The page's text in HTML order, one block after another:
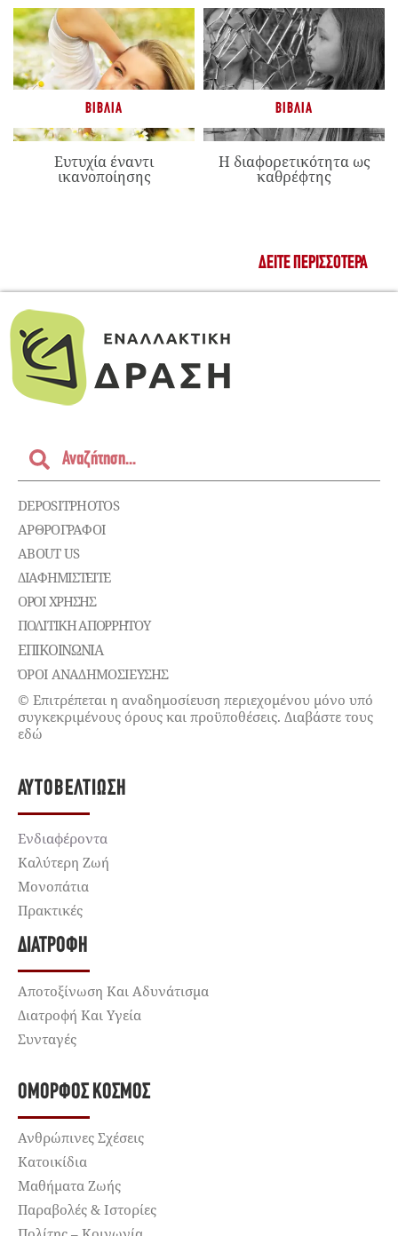
ΒΙΒΛΊΑ
Ευτυχία έναντι
ικανοποίησης
ΒΙΒΛΊΑ
Η διαφορετικότητα ως
καθρέφτης
ΔΕΊΤΕ ΠΕΡΙΣΣΌΤΕΡΑ
DEPOSITPHOTOS
ΑΡΘΡΟΓΡΑΦΟΙ
ABOUT US
ΔΙΑΦΗΜΙΣΤΕΊΤΕ
ΌΡΟΙ ΧΡΉΣΗΣ
ΠΟΛΙΤΙΚΉ ΑΠΟΡΡΉΤΟΥ
ΕΠΙΚΟΙΝΩΝΊΑ
ΌΡΟΙ ΑΝΑΔΗΜΟΣΙΕΥΣΗΣ
© Επιτρέπεται η αναδημοσίευση περιεχομένου μόνο υπό
συγκεκριμένους όρους και προϋποθέσεις. Διαβάστε τους
εδώ
ΑΥΤΟΒΕΛΤΊΩΣΗ
Ενδιαφέροντα
Καλύτερη Ζωή
Μονοπάτια
Πρακτικές
ΔΙΑΤΡΟΦΉ
Αποτοξίνωση Και Αδυνάτισμα
Διατροφή Και Υγεία
Συνταγές
ΌΜΟΡΦΟΣ ΚΌΣΜΟΣ
Ανθρώπινες Σχέσεις
Κατοικίδια
Μαθήματα Ζωής
Παραβολές & Ιστορίες